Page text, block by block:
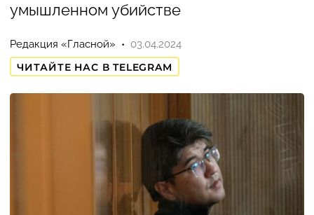
умышленном убийстве
Редакция «Гласной»
03.04.2024
ЧИТАЙТЕ НАС В TELEGRAM